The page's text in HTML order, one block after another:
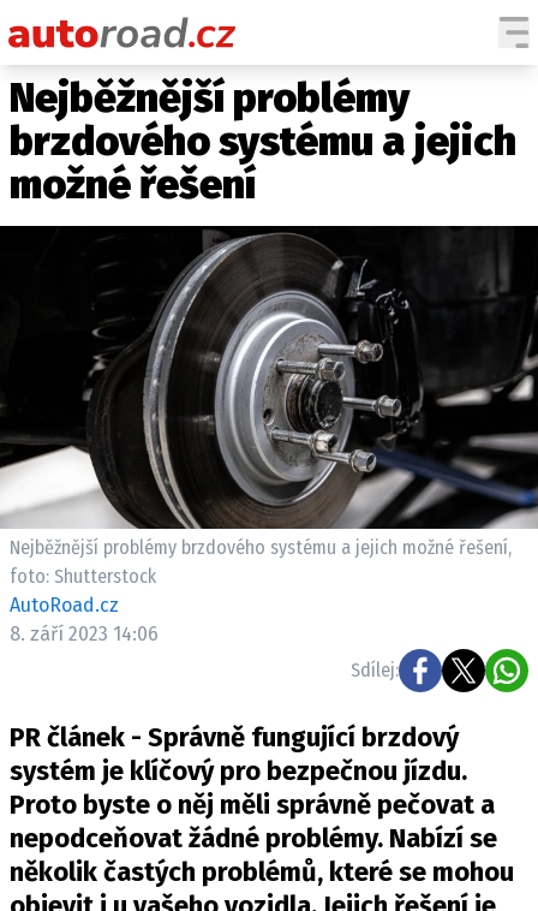
AUTA
TESTY AUT
NOVINKY
SPY
HISTORIE
ZAJÍMAVOSTI
TECHNIKA
EKONOMIKA
ČESKÝ TRH
TUNING
PROFI
ELEKTRO
TRH S ELEKTROMOBILY
RALLY
OSTATNÍ
TISKOVKY
ROZHOVORY
DAKAR
Nejběžnější problémy
brzdového systému a jejich
možné řešení
Nejběžnější problémy brzdového systému a jejich možné řešení,
foto: Shutterstock
AutoRoad.cz
8. září 2023 14:06
Sdílej:
PR článek - Správně fungující brzdový
systém je klíčový pro bezpečnou jízdu.
Proto byste o něj měli správně pečovat a
nepodceňovat žádné problémy. Nabízí se
několik častých problémů, které se mohou